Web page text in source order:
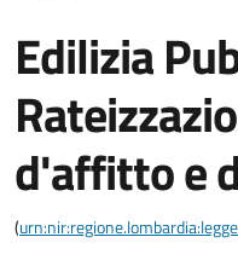
Edilizia
d'affitto e
(